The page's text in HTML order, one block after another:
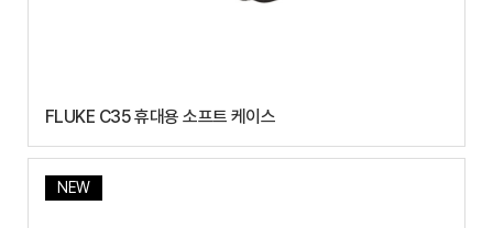
FLUKE C35 휴대용 소프트 케이스
NEW